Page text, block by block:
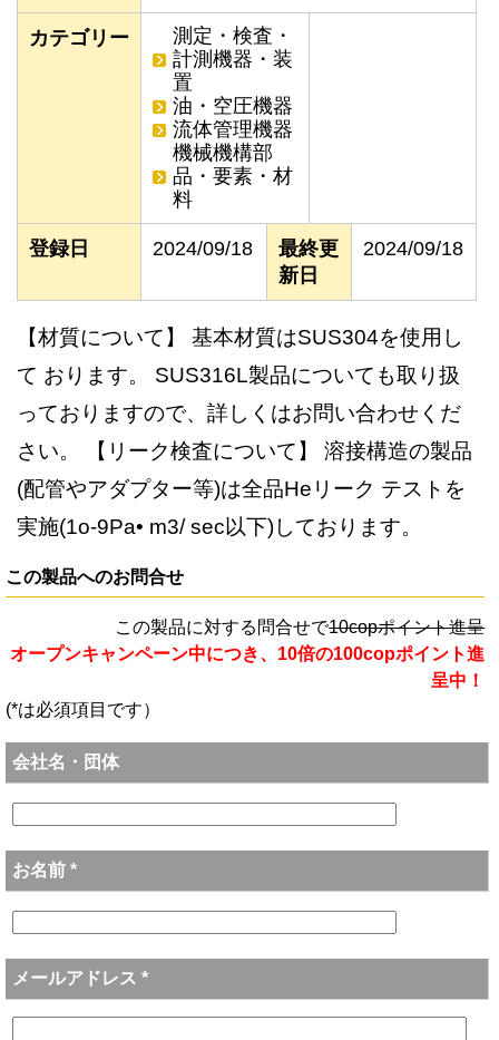
カテゴリー
測定・検査・
計測機器・装
置
油・空圧機器
流体管理機器
機械機構部
品・要素・材
料
登録日 2024/09/18
最終更
新日
2024/09/18
【材質について】 基本材質はSUS304を使用し
て おります。 SUS316L製品についても取り扱
っておりますので、詳しくはお問い合わせくだ
さい。 【リーク検査について】 溶接構造の製品
(配管やアダプター等)は全品Heリーク テストを
実施(1o-9Pa• m3/ sec以下)しております。
この製品へのお問合せ
この製品に対する問合せで10copポイント進呈
オープンキャンペーン中につき、10倍の100copポイント進
呈中！
(*は必須項目です）
会社名・団体
お名前 *
メールアドレス *